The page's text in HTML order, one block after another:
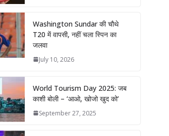
Washington Sundar की चौथे
T20 में वापसी, नहीं चला स्पिन का
जलवा
July 10, 2026
World Tourism Day 2025: जब
काशी बोली – ‘आओ, खोजो खुद को’
September 27, 2025